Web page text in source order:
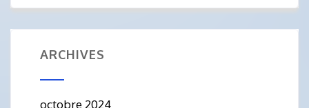
ARCHIVES
octobre 2024